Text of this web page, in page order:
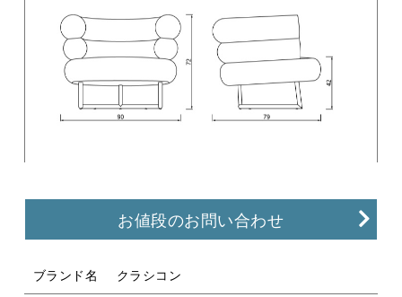
お値段のお問い合わせ
ブランド名 クラシコン